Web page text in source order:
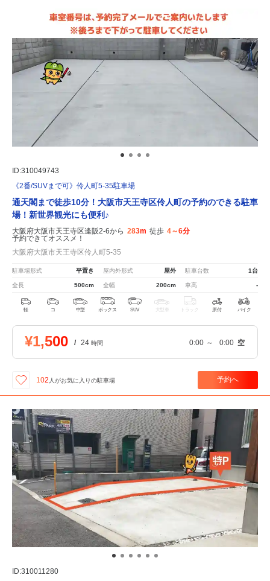
ID:310049743
《2番/SUVまで可》伶人町5-35駐車場
通天閣まで徒歩10分！大阪市天王寺区伶人町の予約のできる駐車
場！新世界観光にも便利♪
大阪府大阪市天王寺区逢阪2-6から 283m 徒歩 4～6分
予約できてオススメ！
大阪府大阪市天王寺区伶人町5-35
駐車場形式 平置き 屋内外形式 屋外 駐車台数 1台
全長 500cm 全幅 200cm 車高 -
軽 コ 中型 ボックス SUV 大型車 トラック 原付 バイク
¥1,500 / 24 時間 0:00 ～ 0:00 空
102 人がお気に入りの駐車場 予約へ
ID:310011280